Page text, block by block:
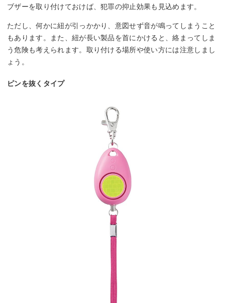
ブザーを取り付けておけば、犯罪の抑止効果も見込めます。
ただし、何かに紐が引っかかり、意図せず音が鳴ってしまうこと
もあります。また、紐が長い製品を首にかけると、絡まってしま
う危険も考えられます。取り付ける場所や使い方には注意しまし
ょう。
ピンを抜くタイプ